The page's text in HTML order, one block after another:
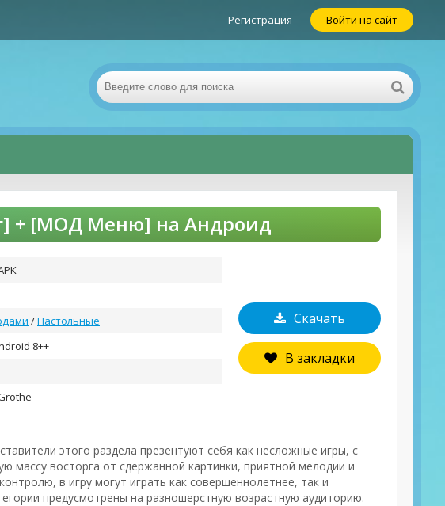
Регистрация Войти на сайт
+ [МОД Меню] на Андроид
Скачать
В закладки
/Настольные
8++
этого раздела презентуют себя как несложные игры, с
восторга от сдержанной картинки, приятной мелодии и
в игру могут играть как совершеннолетнее, так и
предусмотрены на разношерстную возрастную аудиторию.